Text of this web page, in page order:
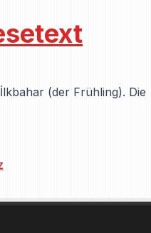
(der Frühling). Die